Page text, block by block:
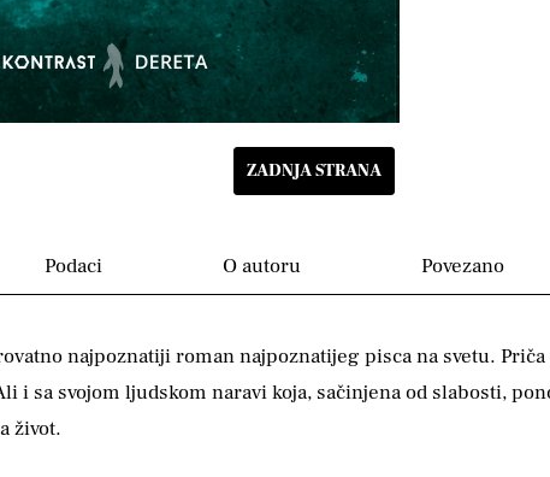
ZADNJA STRANA
Podaci O autoru Povezano
najpoznatiji roman najpoznatijeg pisca na svetu.
i sa svojom ljudskom naravi koja, sačinjena od slabosti,
život.